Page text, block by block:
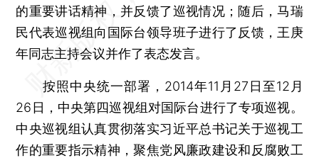
的重要讲话精神，并反馈了巡视情况；随后，马瑞
民代表巡视组向国际台领导班子进行了反馈，王庚
年同志主持会议并作了表态发言。
按照中央统一部署，2014年11月27日至12月
26日，中央第四巡视组对国际台进行了专项巡视。
中央巡视组认真贯彻落实习近平总书记关于巡视工
作的重要指示精神，聚焦党风廉政建设和反腐败工